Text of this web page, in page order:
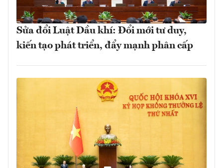
Sửa đổi Luật Dầu khí: Đổi mới tư duy,
kiến tạo phát triển, đẩy mạnh phân cấp